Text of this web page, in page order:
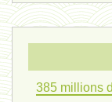
monogamie 03 -
385 millions